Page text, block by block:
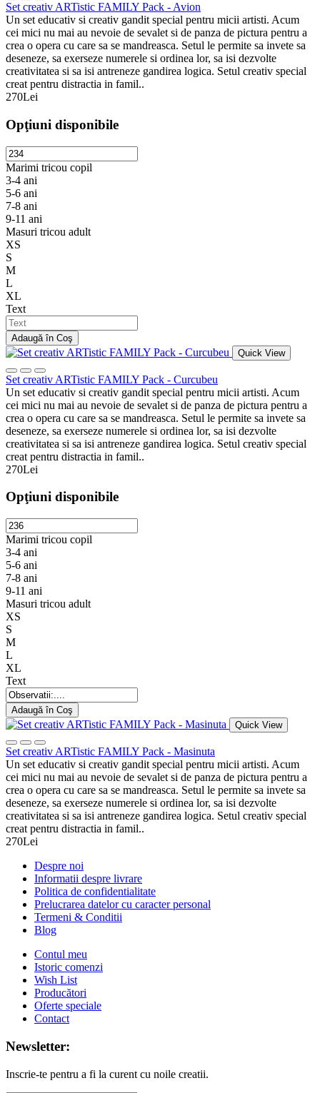
Set creativ ARTistic FAMILY Pack - Avion
Un set educativ si creativ gandit special pentru micii artisti. Acum
cei mici nu mai au nevoie de sevalet si de panza de pictura pentru a
crea o opera cu care sa se mandreasca. Setul le permite sa invete sa
deseneze, sa exerseze numerele si ordinea lor, sa isi dezvolte
creativitatea si sa isi antreneze gandirea logica. Setul creativ special
creat pentru distractia in famil..
270Lei
Opţiuni disponibile
Marimi tricou copil
3-4 ani
5-6 ani
7-8 ani
9-11 ani
Masuri tricou adult
XS
S
M
L
XL
Text
Adaugă în Coş
Quick View
Set creativ ARTistic FAMILY Pack - Curcubeu
Un set educativ si creativ gandit special pentru micii artisti. Acum
cei mici nu mai au nevoie de sevalet si de panza de pictura pentru a
crea o opera cu care sa se mandreasca. Setul le permite sa invete sa
deseneze, sa exerseze numerele si ordinea lor, sa isi dezvolte
creativitatea si sa isi antreneze gandirea logica. Setul creativ special
creat pentru distractia in famil..
270Lei
Opţiuni disponibile
Marimi tricou copil
3-4 ani
5-6 ani
7-8 ani
9-11 ani
Masuri tricou adult
XS
S
M
L
XL
Text
Adaugă în Coş
Quick View
Set creativ ARTistic FAMILY Pack - Masinuta
Un set educativ si creativ gandit special pentru micii artisti. Acum
cei mici nu mai au nevoie de sevalet si de panza de pictura pentru a
crea o opera cu care sa se mandreasca. Setul le permite sa invete sa
deseneze, sa exerseze numerele si ordinea lor, sa isi dezvolte
creativitatea si sa isi antreneze gandirea logica. Setul creativ special
creat pentru distractia in famil..
270Lei
Despre noi
Informatii despre livrare
Politica de confidentialitate
Prelucrarea datelor cu caracter personal
Termeni & Conditii
Blog
Contul meu
Istoric comenzi
Wish List
Producători
Oferte speciale
Contact
Newsletter:
Inscrie-te pentru a fi la curent cu noile creatii.